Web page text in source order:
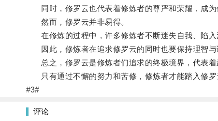
同时，修罗云也代表着修炼者的尊严和荣耀，成为
然而，修罗云并非易得。
在修炼的过程中，许多修炼者不断迷失自我、陷入
因此，修炼者在追求修罗云的同时也要保持理智与
总之，修罗云是修炼者们追求的终极境界，代表着
只有通过不懈的努力和苦修，修炼者才能踏入修罗
#3#
评论